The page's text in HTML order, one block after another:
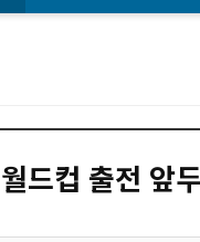
드컵 출전 앞